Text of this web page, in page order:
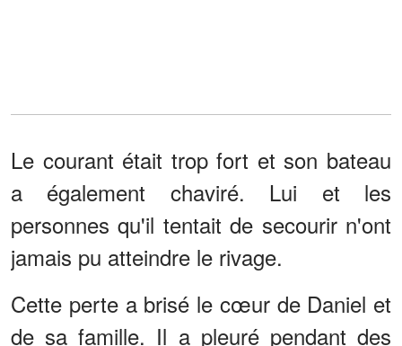
Le courant était trop fort et son bateau
a également chaviré. Lui et les
personnes qu'il tentait de secourir n'ont
jamais pu atteindre le rivage.
Cette perte a brisé le cœur de Daniel et
de sa famille. Il a pleuré pendant des